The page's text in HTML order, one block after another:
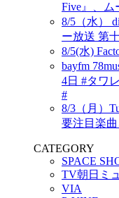
Five』、ム
8/5（水）
ー放送 第
8/5(水)
bayfm
4日 #タワ
#
8/3（月）
要注目楽
CATEGORY
SPACE
TV朝日ミ
VIA